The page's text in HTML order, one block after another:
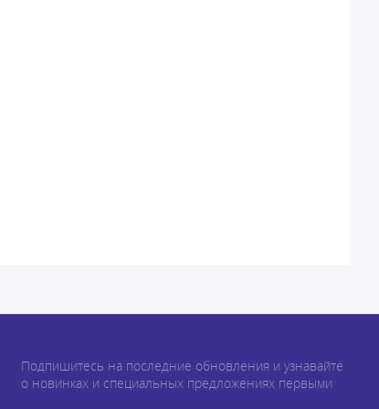
Подпишитесь на последние обновления и узнавайте
о новинках и специальных предложениях первыми